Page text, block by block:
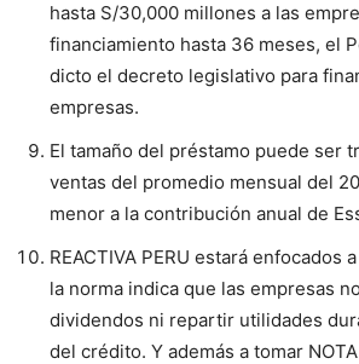
hasta S/30,000 millones a las
financiamiento hasta 36 meses, el
dicto el decreto legislativo para
empresas.
El tamaño del préstamo puede ser
ventas del promedio mensual del
menor a la contribución anual de
REACTIVA PERU estará enfocados
la norma indica que las empresas
dividendos ni repartir utilidades
del crédito. Y además a tomar